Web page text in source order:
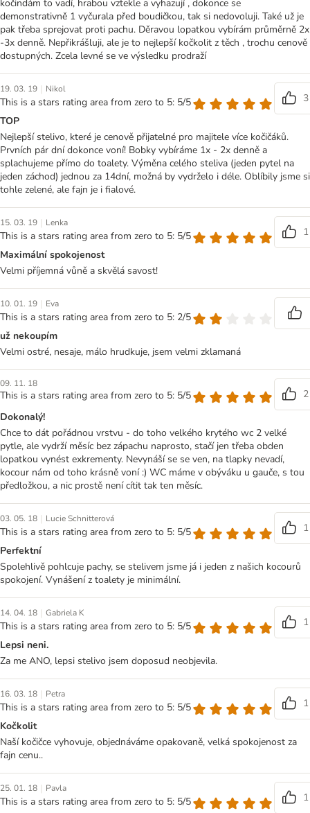
kočindám to vadí, hrabou vztekle a vyhazují , dokonce se
demonstrativně 1 vyčurala před boudičkou, tak si nedovoluji. Také už je
pak třeba sprejovat proti pachu. Děravou lopatkou vybírám průměrně 2x
-3x denně. Nepřikrášluji, ale je to nejlepší kočkolit z těch , trochu cenově
dostupných. Zcela levné se ve výsledku prodraží
19. 03. 19 | Nikol
This is a stars rating area from zero to 5: 5/5
3
TOP
Nejlepší stelivo, které je cenově přijatelné pro majitele více kočičáků.
Prvních pár dní dokonce voní! Bobky vybíráme 1x - 2x denně a
splachujeme přímo do toalety. Výměna celého steliva (jeden pytel na
jeden záchod) jednou za 14dní, možná by vydrželo i déle. Oblíbily jsme si
tohle zelené, ale fajn je i fialové.
15. 03. 19 | Lenka
This is a stars rating area from zero to 5: 5/5
1
Maximální spokojenost
Velmi příjemná vůně a skvělá savost!
10. 01. 19 | Eva
This is a stars rating area from zero to 5: 2/5
už nekoupím
Velmi ostré, nesaje, málo hrudkuje, jsem velmi zklamaná
09. 11. 18
This is a stars rating area from zero to 5: 5/5
2
Dokonalý!
Chce to dát pořádnou vrstvu - do toho velkého krytého wc 2 velké
pytle, ale vydrží měsíc bez zápachu naprosto, stačí jen třeba obden
lopatkou vynést exkrementy. Nevynáší se se ven, na tlapky nevadí,
kocour nám od toho krásně voní :) WC máme v obýváku u gauče, s tou
předložkou, a nic prostě není cítit tak ten měsíc.
03. 05. 18 | Lucie Schnitterová
This is a stars rating area from zero to 5: 5/5
1
Perfektní
Spolehlivě pohlcuje pachy, se stelivem jsme já i jeden z našich kocourů
spokojení. Vynášení z toalety je minimální.
14. 04. 18 | Gabriela K
This is a stars rating area from zero to 5: 5/5
1
Lepsi neni.
Za me ANO, lepsi stelivo jsem doposud neobjevila.
16. 03. 18 | Petra
This is a stars rating area from zero to 5: 5/5
1
Kočkolit
Naší kočičce vyhovuje, objednáváme opakovaně, velká spokojenost za
fajn cenu..
25. 01. 18 | Pavla
This is a stars rating area from zero to 5: 5/5
1